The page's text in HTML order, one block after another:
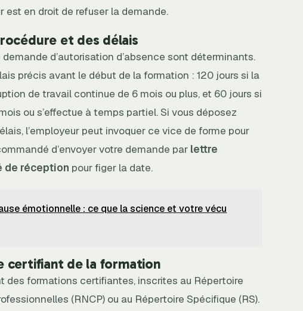
est en droit de refuser la demande.
et des délais
d’autorisation d’absence sont déterminants.
précis avant le début de la formation : 120 jours si la
de travail continue de 6 mois ou plus, et 60 jours si
ou s’effectue à temps partiel. Si vous déposez
l’employeur peut invoquer ce vice de forme pour
d’envoyer votre demande par lettre
de réception pour figer la date.
émotionnelle : ce que la science et votre vécu
certifiant de la formation
des formations certifiantes, inscrites au Répertoire
(RNCP) ou au Répertoire Spécifique (RS).